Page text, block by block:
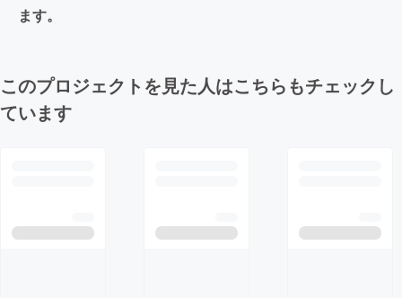
ます。
このプロジェクトを見た人はこちらもチェックし
ています